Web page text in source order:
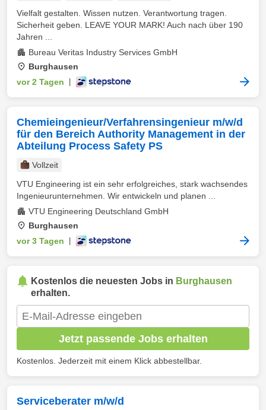
Vielfalt gestalten. Wissen nutzen. Verantwortung tragen.
Sicherheit geben. LEAVE YOUR MARK! Auch nach über 190
Jahren ...
Bureau Veritas Industry Services GmbH
Burghausen
vor 2 Tagen
Chemieingenieur/Verfahrensingenieur m/w/d
für den Bereich Authority Management in der
Abteilung Process Safety PS
Vollzeit
VTU Engineering ist ein sehr erfolgreiches, stark wachsendes
Ingenieurunternehmen. Wir entwickeln und planen ...
VTU Engineering Deutschland GmbH
Burghausen
vor 3 Tagen
Kostenlos die neuesten Jobs in Burghausen
erhalten.
Jetzt passende Jobs erhalten
Kostenlos. Jederzeit mit einem Klick abbestellbar.
Serviceberater m/w/d